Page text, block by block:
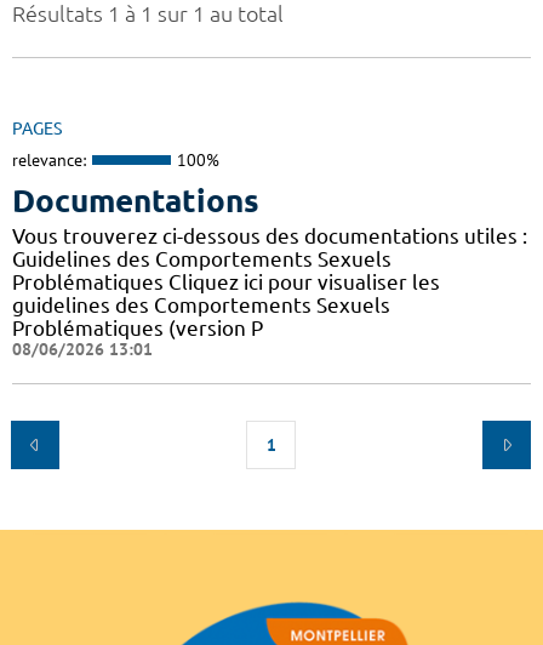
Résultats 1 à 1 sur 1 au total
PAGES
relevance: 100%
Documentations
Vous trouverez ci-dessous des documentations utiles :
Guidelines des Comportements Sexuels
Problématiques Cliquez ici pour visualiser les
guidelines des Comportements Sexuels
Problématiques (version P
08/06/2026 13:01
1